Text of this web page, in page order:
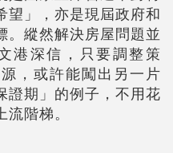
望」，亦是現屆政府和
。縱然解決房屋問題並
港深信，只要調整策
，或許能闖出另一片
證期」的例子，不用花
階梯。